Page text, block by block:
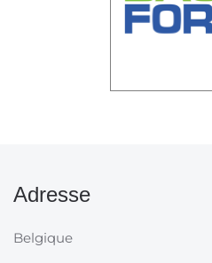
Adresse
Belgique